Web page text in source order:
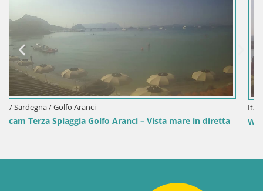
Italia / Sardegna / Sant'Anna Arresi
Webcam Porto Pino – Spiaggia in diretta da